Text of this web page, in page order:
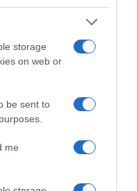
storage
on web or
be sent to
me